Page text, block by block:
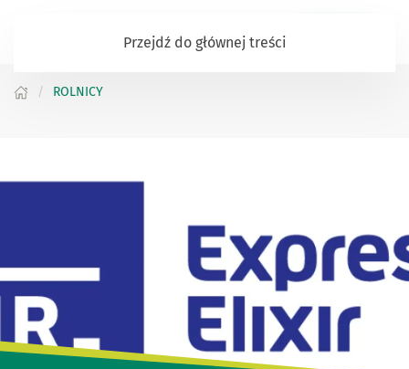
Przejdź do głównej treści
ROLNICY